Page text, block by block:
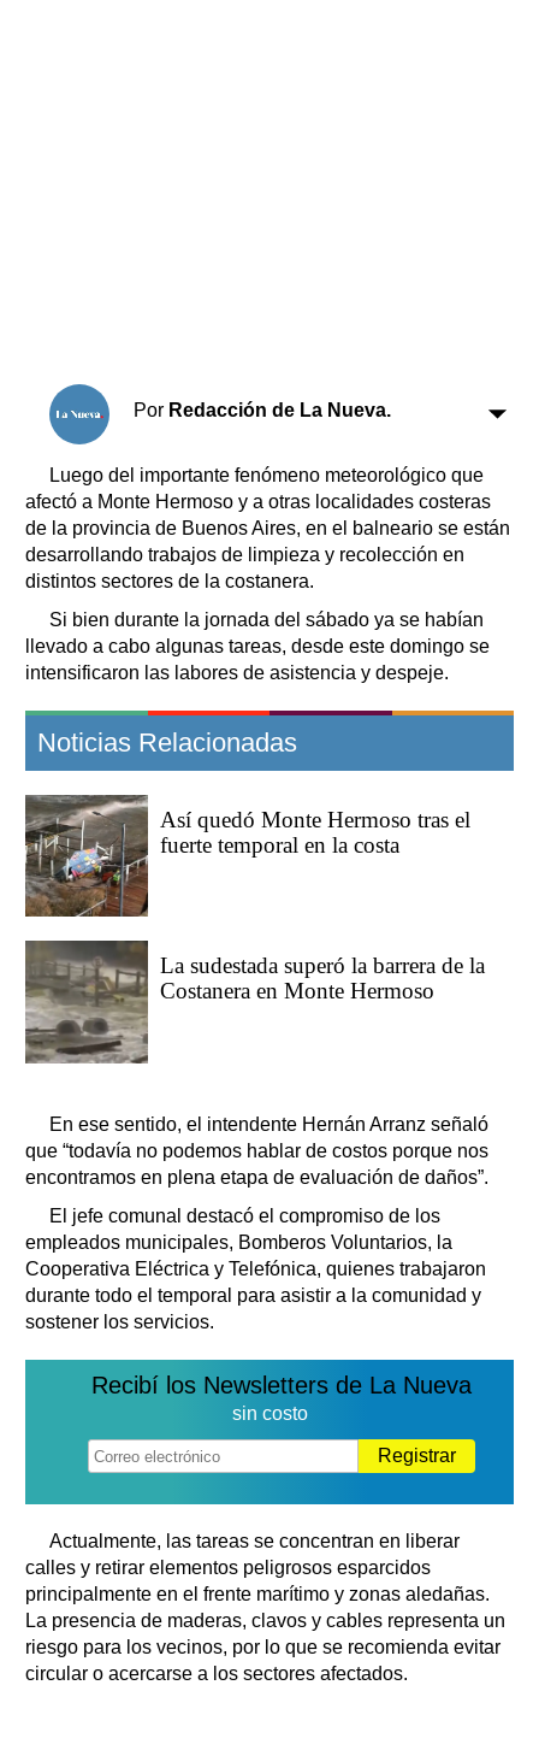
Por Redacción de La Nueva.
Luego del importante fenómeno meteorológico que
afectó a Monte Hermoso y a otras localidades costeras
de la provincia de Buenos Aires, en el balneario se están
desarrollando trabajos de limpieza y recolección en
distintos sectores de la costanera.
Si bien durante la jornada del sábado ya se habían
llevado a cabo algunas tareas, desde este domingo se
intensificaron las labores de asistencia y despeje.
Noticias Relacionadas
Así quedó Monte Hermoso tras el
fuerte temporal en la costa
La sudestada superó la barrera de la
Costanera en Monte Hermoso
En ese sentido, el intendente Hernán Arranz señaló
que “todavía no podemos hablar de costos porque nos
encontramos en plena etapa de evaluación de daños”.
El jefe comunal destacó el compromiso de los
empleados municipales, Bomberos Voluntarios, la
Cooperativa Eléctrica y Telefónica, quienes trabajaron
durante todo el temporal para asistir a la comunidad y
sostener los servicios.
Recibí los Newsletters de La Nueva
sin costo
Registrar
Actualmente, las tareas se concentran en liberar
calles y retirar elementos peligrosos esparcidos
principalmente en el frente marítimo y zonas aledañas.
La presencia de maderas, clavos y cables representa un
riesgo para los vecinos, por lo que se recomienda evitar
circular o acercarse a los sectores afectados.